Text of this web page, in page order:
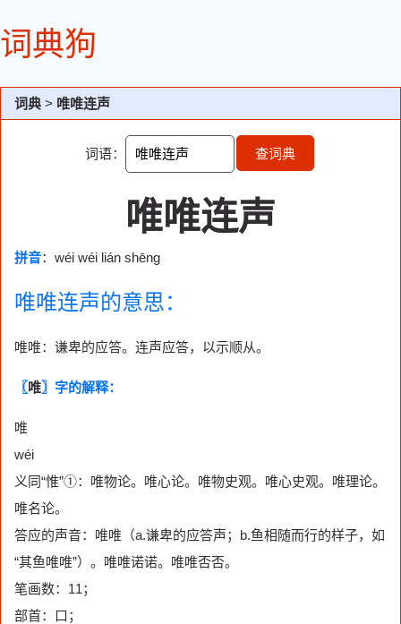
词典狗
词典 > 唯唯连声
词语： 查词典
唯唯连声
拼音：wéi wéi lián shēng
唯唯连声的意思：
唯唯：谦卑的应答。连声应答，以示顺从。
〖唯〗字的解释：
唯
wéi
义同“惟”①：唯物论。唯心论。唯物史观。唯心史观。唯理论。
唯名论。
答应的声音：唯唯（a.谦卑的应答声；b.鱼相随而行的样子，如
“其鱼唯唯”）。唯唯诺诺。唯唯否否。
笔画数：11；
部首：口；